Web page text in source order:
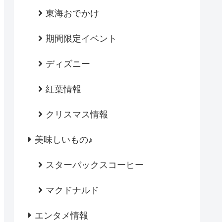
東海おでかけ
期間限定イベント
ディズニー
紅葉情報
クリスマス情報
美味しいもの♪
スターバックスコーヒー
マクドナルド
エンタメ情報